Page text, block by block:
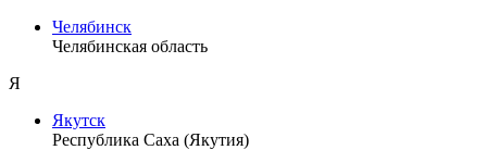
Челябинск
Челябинская область
Я
Якутск
Республика Саха (Якутия)